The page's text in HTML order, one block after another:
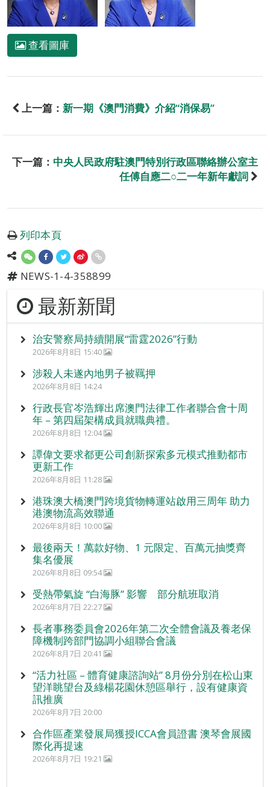
查看圖庫
上一篇： 新一期《澳門消費》介紹“消保易”
下一篇： 中央人民政府駐澳門特別行政區聯絡辦公室主
任傅自應二○二一年新年獻詞
列印本頁
NEWS-1-4-358899
最新新聞
治安警察局持續開展“雷霆2026”行動
2026年8月8日 15:40
涉殺人未遂內地男子被羈押
2026年8月8日 14:24
行政長官岑浩輝出席澳門法律工作者聯合會十周
年 – 第四屆架構成員就職典禮。
2026年8月8日 12:04
譚偉文要求都更公司創新探索多元模式推動都市
更新工作
2026年8月8日 11:28
港珠澳大橋澳門跨境貨物轉運站啟用三周年 助力
港澳物流高效聯通
2026年8月8日 10:00
最後兩天！萬款好物、1 元限定、百萬元抽獎齊
集名優展
2026年8月8日 09:54
受熱帶氣旋 “白海豚” 影響 部分航班取消
2026年8月7日 22:27
長者事務委員會2026年第二次全體會議及養老保
障機制跨部門協調小組聯合會議
2026年8月7日 20:41
“活力社區 – 體育健康諮詢站” 8月份分別在松山東
望洋眺望台及綠楊花園休憩區舉行，設有健康資
訊推廣
2026年8月7日 20:00
合作區產業發展局獲授ICCA會員證書 澳琴會展國
際化再提速
2026年8月7日 19:21